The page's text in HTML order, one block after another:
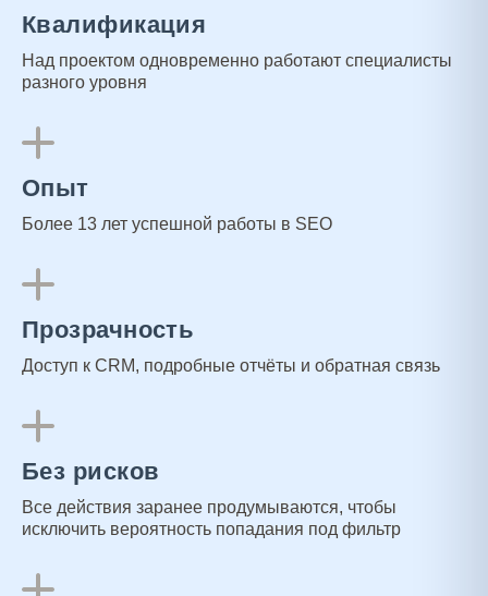
Квалификация
Над проектом одновременно работают специалисты
разного уровня
Опыт
Более 13 лет успешной работы в SEO
Прозрачность
Доступ к CRM, подробные отчёты и обратная связь
Без рисков
Все действия заранее продумываются, чтобы
исключить вероятность попадания под фильтр